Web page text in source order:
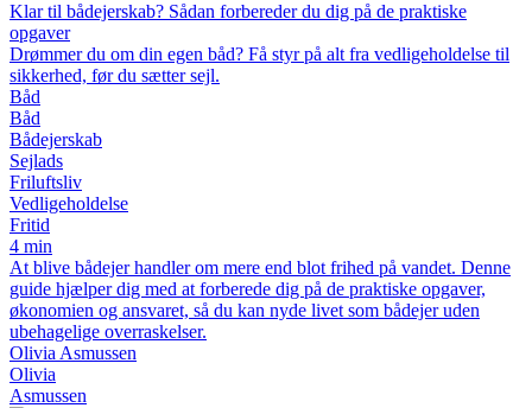
Klar til bådejerskab? Sådan forbereder du dig på de praktiske
opgaver
Drømmer du om din egen båd? Få styr på alt fra vedligeholdelse til
sikkerhed, før du sætter sejl.
Båd
Båd
Bådejerskab
Sejlads
Friluftsliv
Vedligeholdelse
Fritid
4 min
At blive bådejer handler om mere end blot frihed på vandet. Denne
guide hjælper dig med at forberede dig på de praktiske opgaver,
økonomien og ansvaret, så du kan nyde livet som bådejer uden
ubehagelige overraskelser.
Olivia Asmussen
Olivia
Asmussen